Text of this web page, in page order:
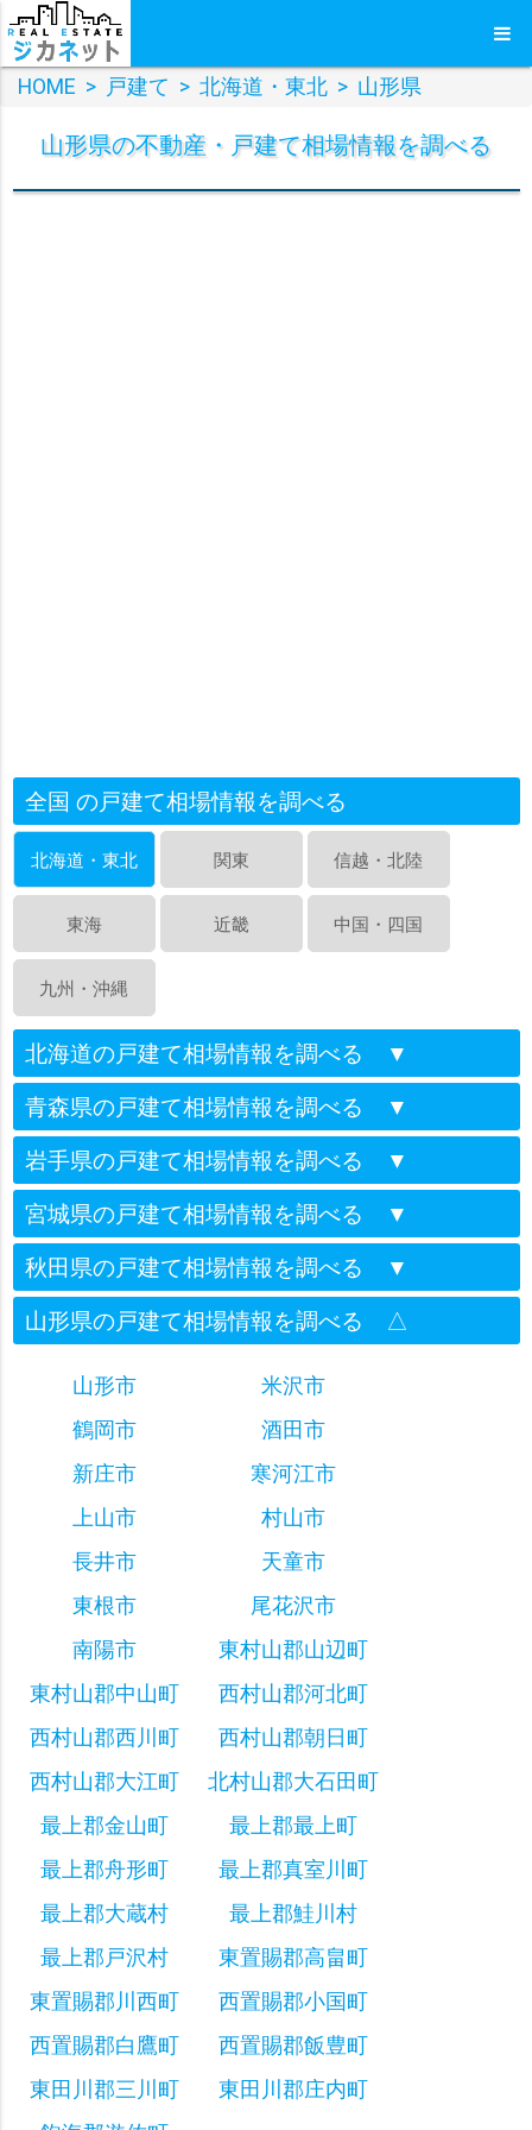
HOME > 戸建て > 北海道・東北 > 山形県
山形県の不動産・戸建て相場情報を調べる
全国 の戸建て相場情報を調べる
北海道・東北 関東 信越・北陸
東海 近畿 中国・四国
九州・沖縄
北海道の戸建て相場情報を調べる ▼
青森県の戸建て相場情報を調べる ▼
岩手県の戸建て相場情報を調べる ▼
宮城県の戸建て相場情報を調べる ▼
秋田県の戸建て相場情報を調べる ▼
山形県の戸建て相場情報を調べる △
山形市
米沢市
鶴岡市
酒田市
新庄市
寒河江市
上山市
村山市
長井市
天童市
東根市
尾花沢市
南陽市
東村山郡山辺町
東村山郡中山町
西村山郡河北町
西村山郡西川町
西村山郡朝日町
西村山郡大江町
北村山郡大石田町
最上郡金山町
最上郡最上町
最上郡舟形町
最上郡真室川町
最上郡大蔵村
最上郡鮭川村
最上郡戸沢村
東置賜郡高畠町
東置賜郡川西町
西置賜郡小国町
西置賜郡白鷹町
西置賜郡飯豊町
東田川郡三川町
東田川郡庄内町